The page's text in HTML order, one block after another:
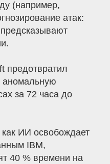
(например,
атак:
предотвратил
аномальную
за 72 часа до
ИИ освобождает
IBM,
40 % времени на